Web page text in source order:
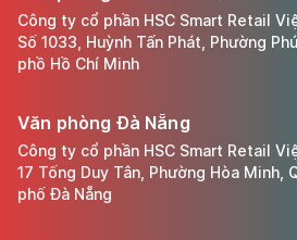
Công ty cổ phần HSC Smart Retail
Số 1033, Huỳnh Tấn Phát, Phường
phồ Hồ Chí Minh
Văn phòng Đà Nẵng
Công ty cổ phần HSC Smart Retail
17 Tống Duy Tân, Phường Hòa Minh,
phố Đà Nẵng